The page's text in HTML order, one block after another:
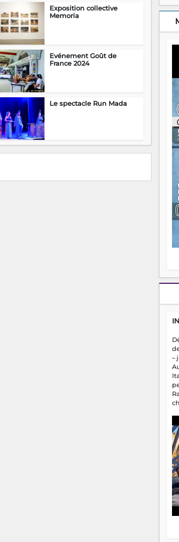
Exposition collective
Memoria
Evénement Goût de
France 2024
Le spectacle Run Mada
–